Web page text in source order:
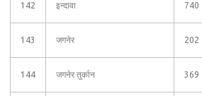
142 इन्दावा 740
143 जगनेर 202
144 जगनेर तुर्कान 369